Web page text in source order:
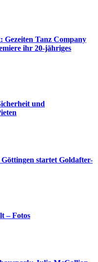
Gezeiten Tanz Company
ihr 20-jähriges
und
startet Goldafter-
– Fotos